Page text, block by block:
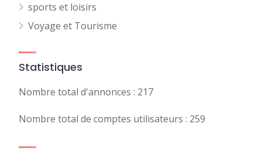
sports et loisirs
Voyage et Tourisme
Statistiques
Nombre total d'annonces : 217
Nombre total de comptes utilisateurs : 259